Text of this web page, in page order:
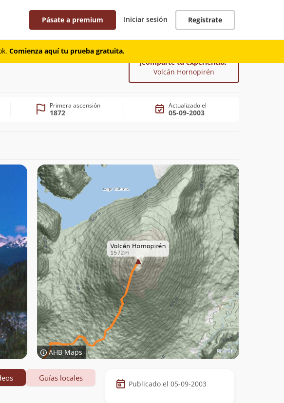
Pásate a premium Iniciar sesión Regístrate
Comienza aquí tu prueba gratuita.
¡Comparte tu experiencia!
Volcán Hornopirén
Primera ascensión
1872
Actualizado el
05-09-2003
AHB Maps
Datos
de
Publicado el 05-09-2003
Guías locales